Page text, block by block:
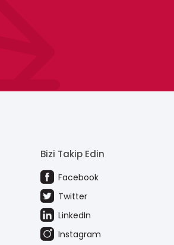
Bizi Takip Edin
Facebook
Twitter
LinkedIn
Instagram